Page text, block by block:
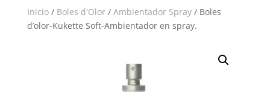
Inicio/ Boles d'Olor/ Ambientador Spray/ Boles
d’olor-Kukette Soft-Ambientador en spray.